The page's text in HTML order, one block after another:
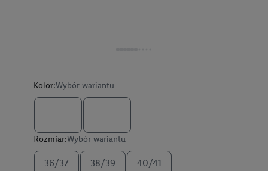
Kolor:Wybór wariantu
Rozmiar:Wybór wariantu
36/37 38/39 40/41